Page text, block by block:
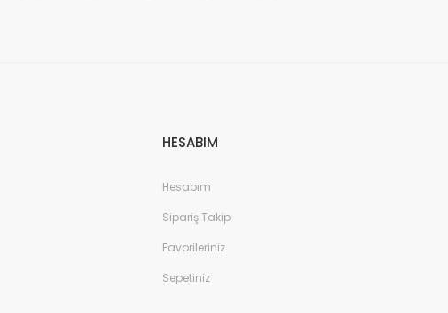
HESABIM
Hesabım
Sipariş Takip
Favorileriniz
Sepetiniz